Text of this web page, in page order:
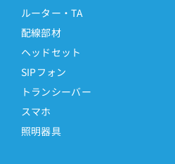
ルーター・TA
配線部材
ヘッドセット
SIPフォン
トランシーバー
スマホ
照明器具